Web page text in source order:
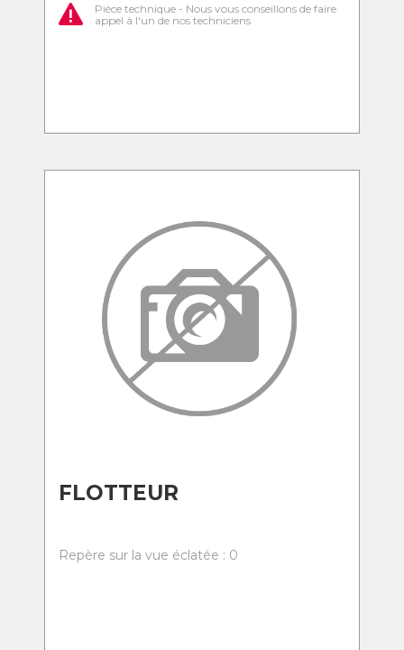
Pièce technique - Nous vous conseillons de faire
appel à l'un de nos techniciens
FLOTTEUR
Repère sur la vue éclatée : 0